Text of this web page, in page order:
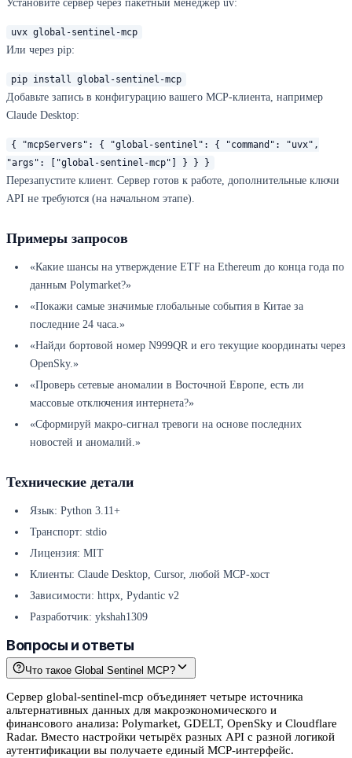
Установите сервер через пакетный менеджер uv:
uvx global-sentinel-mcp
Или через pip:
pip install global-sentinel-mcp
Добавьте запись в конфигурацию вашего MCP-клиента, например
Claude Desktop:
{ "mcpServers": { "global-sentinel": { "command": "uvx",
"args": ["global-sentinel-mcp"] } } }
Перезапустите клиент. Сервер готов к работе, дополнительные ключи
API не требуются (на начальном этапе).
Примеры запросов
«Какие шансы на утверждение ETF на Ethereum до конца года по
данным Polymarket?»
«Покажи самые значимые глобальные события в Китае за
последние 24 часа.»
«Найди бортовой номер N999QR и его текущие координаты через
OpenSky.»
«Проверь сетевые аномалии в Восточной Европе, есть ли
массовые отключения интернета?»
«Сформируй макро-сигнал тревоги на основе последних
новостей и аномалий.»
Технические детали
Язык: Python 3.11+
Транспорт: stdio
Лицензия: MIT
Клиенты: Claude Desktop, Cursor, любой MCP-хост
Зависимости: httpx, Pydantic v2
Разработчик: ykshah1309
Вопросы и ответы
Что такое Global Sentinel MCP?
Сервер global-sentinel-mcp объединяет четыре источника
альтернативных данных для макроэкономического и
финансового анализа: Polymarket, GDELT, OpenSky и Cloudflare
Radar. Вместо настройки четырёх разных API с разной логикой
аутентификации вы получаете единый MCP-интерфейс.